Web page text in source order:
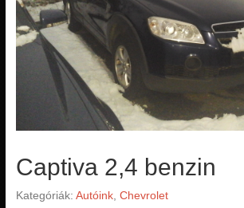
Captiva 2,4 benzin
Kategóriák: Autóink, Chevrolet